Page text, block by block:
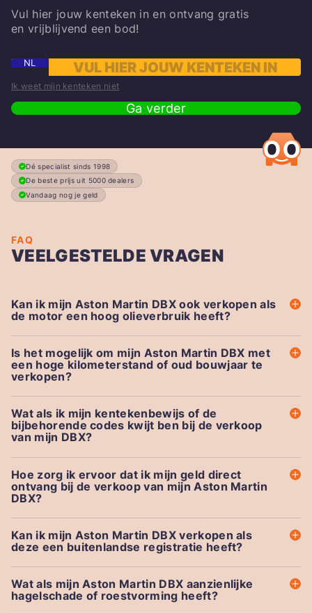
Vul hier jouw kenteken in en ontvang gratis
en vrijblijvend een bod!
NL
Ik weet mijn kenteken niet
Ga verder
Dé specialist sinds 1998
De beste prijs uit 5000 dealers
Vandaag nog je geld
FAQ
VEELGESTELDE VRAGEN
Kan ik mijn Aston Martin DBX ook verkopen als
de motor een hoog olieverbruik heeft?
Is het mogelijk om mijn Aston Martin DBX met
een hoge kilometerstand of oud bouwjaar te
verkopen?
Wat als ik mijn kentekenbewijs of de
bijbehorende codes kwijt ben bij de verkoop
van mijn DBX?
Hoe zorg ik ervoor dat ik mijn geld direct
ontvang bij de verkoop van mijn Aston Martin
DBX?
Kan ik mijn Aston Martin DBX verkopen als
deze een buitenlandse registratie heeft?
Wat als mijn Aston Martin DBX aanzienlijke
hagelschade of roestvorming heeft?